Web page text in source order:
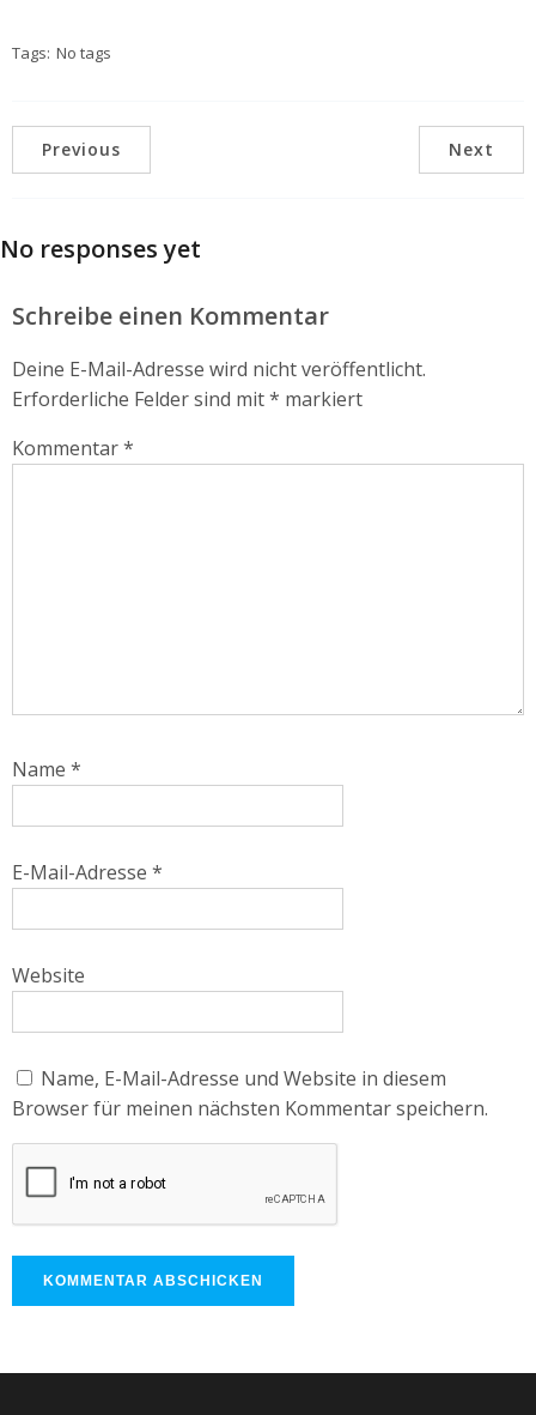
Tags: No tags
Previous Next
No responses yet
Schreibe einen Kommentar
Deine E-Mail-Adresse wird nicht veröffentlicht.
Erforderliche Felder sind mit* markiert
Kommentar*
Name *
E-Mail-Adresse *
Website
Name, E-Mail-Adresse und Website in diesem
Browser für meinen nächsten Kommentar speichern.